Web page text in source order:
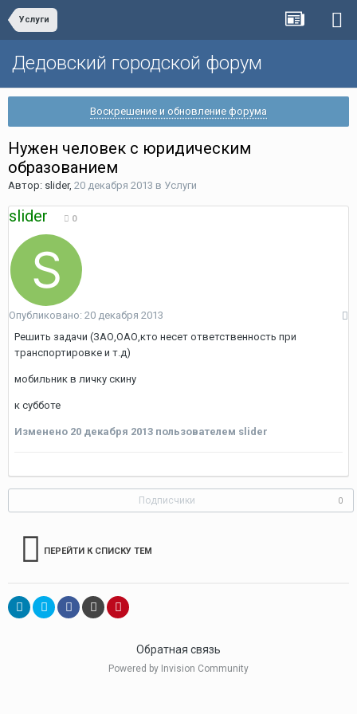
Услуги
Дедовский городской форум
Воскрешение и обновление форума
Нужен человек с юридическим
образованием
Автор: slider, 20 декабря 2013 в Услуги
slider 0
Опубликовано: 20 декабря 2013
Решить задачи (ЗАО,ОАО,кто несет ответственность при
транспортировке и т.д)
мобильник в личку скину
к субботе
Изменено 20 декабря 2013 пользователем slider
Подписчики 0
ПЕРЕЙТИ К СПИСКУ ТЕМ
Обратная связь
Powered by Invision Community